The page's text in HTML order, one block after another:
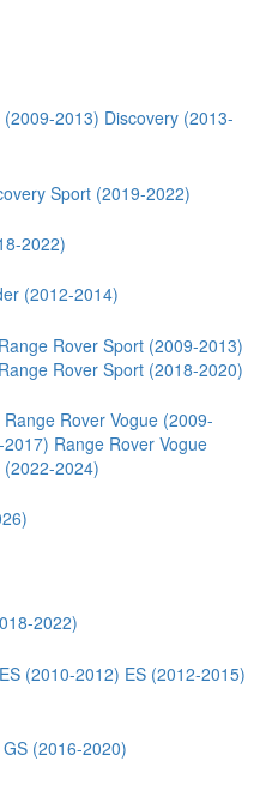
(2009-2013) Discovery (2013-
Sport (2019-2022)
2022)
(2012-2014)
Range Rover Sport (2009-2013)
Range Rover Sport (2018-2020)
Range Rover Vogue (2009-
Range Rover Vogue
(2022-2024)
2022)
ES (2010-2012) ES (2012-2015)
GS (2016-2020)